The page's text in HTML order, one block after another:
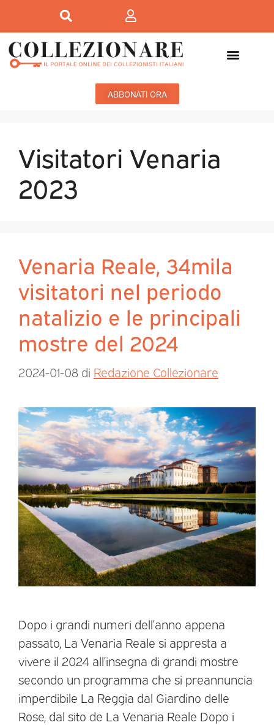
ABBONATI ORA
Visitatori Venaria
2023
Venaria Reale, 34mila
visitatori nel periodo
natalizio e le principali
mostre del 2024
2024-01-08 di Redazione Collezionare
Dopo i grandi numeri dell’anno appena
passato, La Venaria Reale si appresta a
vivere il 2024 all’insegna di grandi mostre
secondo un programma che si preannuncia
imperdibile La Reggia dal Giardino delle
Rose, dal sito de La Venaria Reale Dopo i